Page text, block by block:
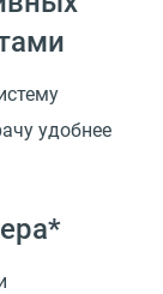
удобнее